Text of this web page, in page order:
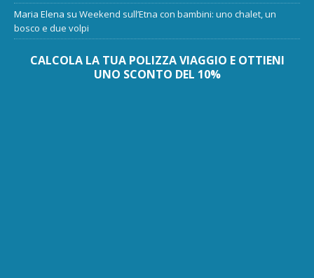
Maria Elena su Weekend sull’Etna con bambini: uno chalet, un
bosco e due volpi
CALCOLA LA TUA POLIZZA VIAGGIO E OTTIENI
UNO SCONTO DEL 10%